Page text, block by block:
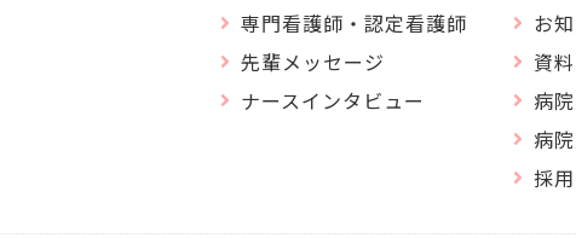
専門看護師・認定看護師
先輩メッセージ
ナースインタビュー
お
資
病
病
採